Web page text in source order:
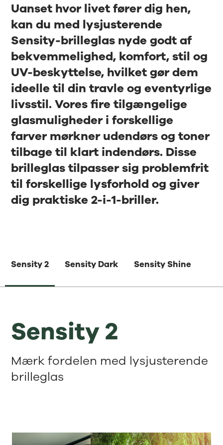
Uanset hvor livet fører dig hen,
kan du med lysjusterende
Sensity-brilleglas nyde godt af
bekvemmelighed, komfort, stil og
UV-beskyttelse, hvilket gør dem
ideelle til din travle og eventyrlige
livsstil. Vores fire tilgængelige
glasmuligheder i forskellige
farver mørkner udendørs og toner
tilbage til klart indendørs. Disse
brilleglas tilpasser sig problemfrit
til forskellige lysforhold og giver
dig praktiske 2-i-1-briller.
Sensity 2 Sensity Dark Sensity Shine
Sensity 2
Mærk fordelen med lysjusterende
brilleglas